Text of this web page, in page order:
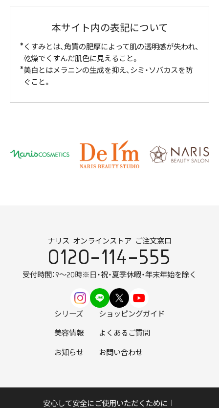
本サイト内の表記について
くすみとは、角質の肥厚によって肌の透明感が失われ、
乾燥でくすんだ肌色に見えること。
美白とはメラニンの生成を抑え、シミ・ソバカスを防
ぐこと。
ナリス オンラインストア ご注文窓口
0120-114-555
受付時間：9～20時※日・祝・夏季休暇・年末年始を除く
シリーズ ショッピングガイド
美容情報 よくあるご質問
お知らせ お問い合わせ
安心して安全にご使用いただくために